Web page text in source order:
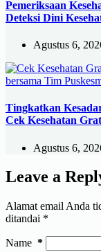
Pemeriksaan
Deteksi Dini
Agustus 6,
Tingkatkan
Cek Kesehatan
Agustus 6,
Leave a
Alamat email Anda
ditandai *
Name *